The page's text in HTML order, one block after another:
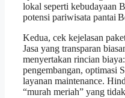
lokal seperti kebudayaan
potensi pariwisata pantai
Kedua, cek kejelasan
Jasa yang transparan
menyertakan rincian
pengembangan, optimasi
layanan maintenance.
“murah meriah” yang tidak